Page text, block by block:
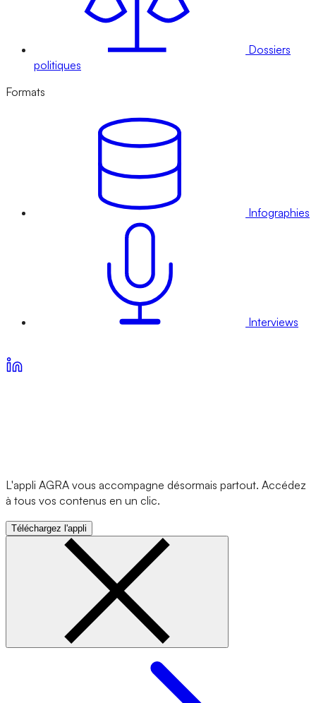
Dossiers
politiques
Formats
Infographies
Interviews
L'appli AGRA vous accompagne désormais partout. Accédez
à tous vos contenus en un clic.
Téléchargez l'appli